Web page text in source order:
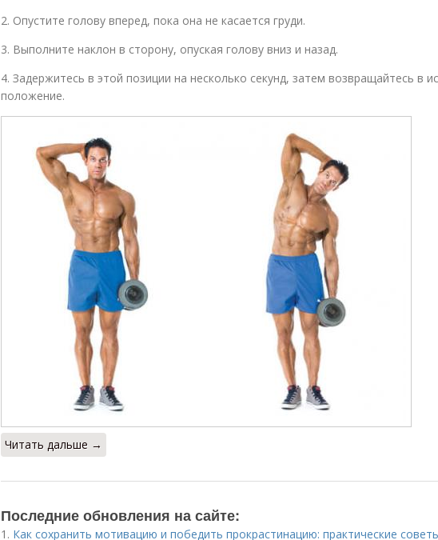
2. Опустите голову вперед, пока она не касается груди.
3. Выполните наклон в сторону, опуская голову вниз и назад.
4. Задержитесь в этой позиции на несколько секунд, затем возвращайтесь в
положение.
Читать дальше →
Последние обновления на сайте:
1. Как сохранить мотивацию и победить прокрастинацию: практические